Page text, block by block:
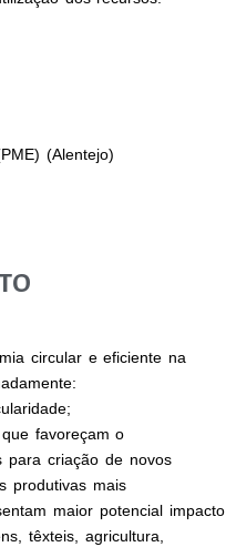
(Alentejo)
circular e eficiente na
favoreçam o
para criação de novos
produtivas mais
maior potencial impacto
têxteis, agricultura,